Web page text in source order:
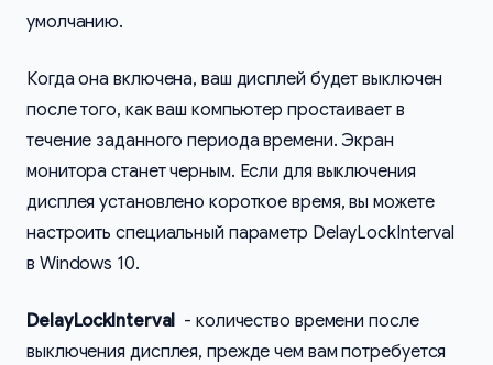
умолчанию.
Когда она включена, ваш дисплей будет выключен
после того, как ваш компьютер простаивает в
течение заданного периода времени. Экран
монитора станет черным. Если для выключения
дисплея установлено короткое время, вы можете
настроить специальный параметр DelayLockInterval
в Windows 10.
DelayLockInterval - количество времени после
выключения дисплея, прежде чем вам потребуется